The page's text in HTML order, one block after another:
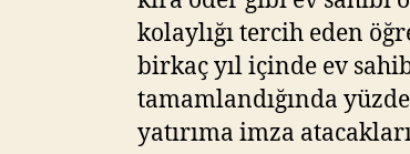
kolaylığı tercih eden
birkaç yıl içinde ev
tamamlandığında
yatırıma imza